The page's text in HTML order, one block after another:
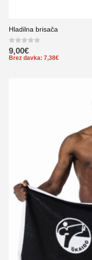
Hladilna brisača
0out of 5
9,00€
Brez davka: 7,38€